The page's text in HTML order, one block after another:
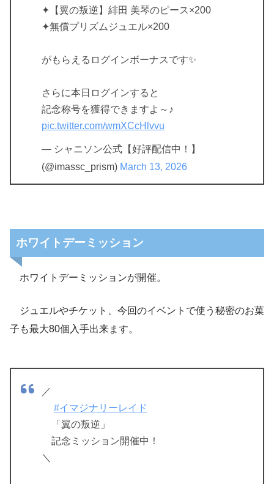
✦【翼の叛逆】緋田 美琴のピース×200
✦無償プリズムジュエル×200
がもらえるログインボーナスです✨
さらに本日ログインすると
記念称号を獲得できますよ～♪
pic.twitter.com/wmXCcHlvvu
— シャニソン公式【好評配信中！】
(@imassc_prism) March 13, 2026
ホワイトデーミッション
ホワイトデーミッションが開催。
ジュエルやチケット、今回のイベントで使う秘密のお菓
子も最大80個入手出来ます。
／
#イマジナリーレイド
「翼の叛逆」
記念ミッション開催中！
＼